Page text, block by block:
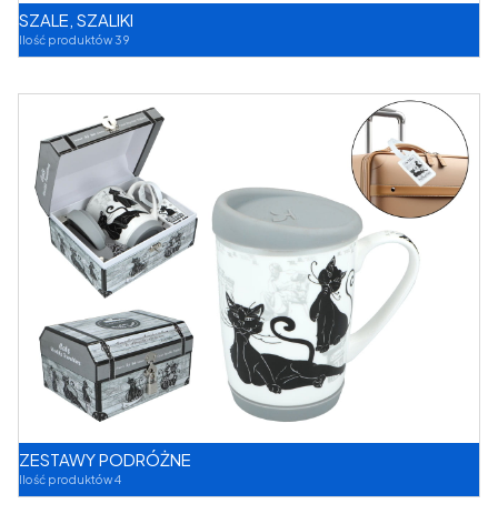
SZALE, SZALIKI
Ilość produktów 39
ZESTAWY PODRÓŻNE
Ilość produktów 4